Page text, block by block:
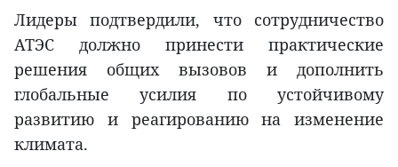
Лидеры подтвердили, что сотрудничество
АТЭС должно принести практические
решения общих вызовов и дополнить
глобальные усилия по устойчивому
развитию и реагированию на изменение
климата.